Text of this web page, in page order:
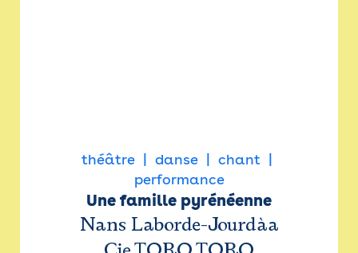
théâtre danse
chant
performance
Une famille pyrénéenne
Nans Laborde-Jourdàa